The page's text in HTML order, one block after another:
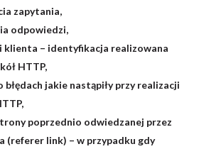
zapytania,
odpowiedzi,
klienta – identyfikacja realizowana
HTTP,
błędach jakie nastąpiły przy realizacji
poprzednio odwiedzanej przez
(referer link) – w przypadku gdy